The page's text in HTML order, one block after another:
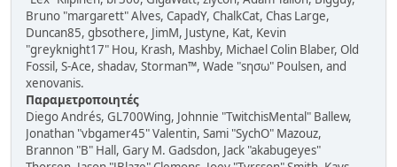
Bruno "margarett" Alves, CapadY, ChalkCat, Chas Large,
Duncan85, gbsothere, JimM, Justyne, Kat, Kevin
"greyknight17" Hou, Krash, Mashby, Michael Colin Blaber, Old
Fossil, S-Ace, shadav, Storman™, Wade "sησω" Poulsen, and
xenovanis.
Παραμετροποιητές
Diego Andrés, GL700Wing, Johnnie "TwitchisMental" Ballew,
Jonathan "vbgamer45" Valentin, Sami "SychO" Mazouz,
Brannon "B" Hall, Gary M. Gadsdon, Jack "akabugeyes"